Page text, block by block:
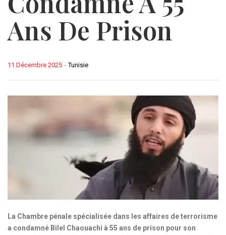
Ans De Prison
-Tunisie
11 Décembre 2025
La Chambre pénale spécialisée dans les affaires de terrorisme
a condamné Bilel Chaouachi à 55 ans de prison pour son